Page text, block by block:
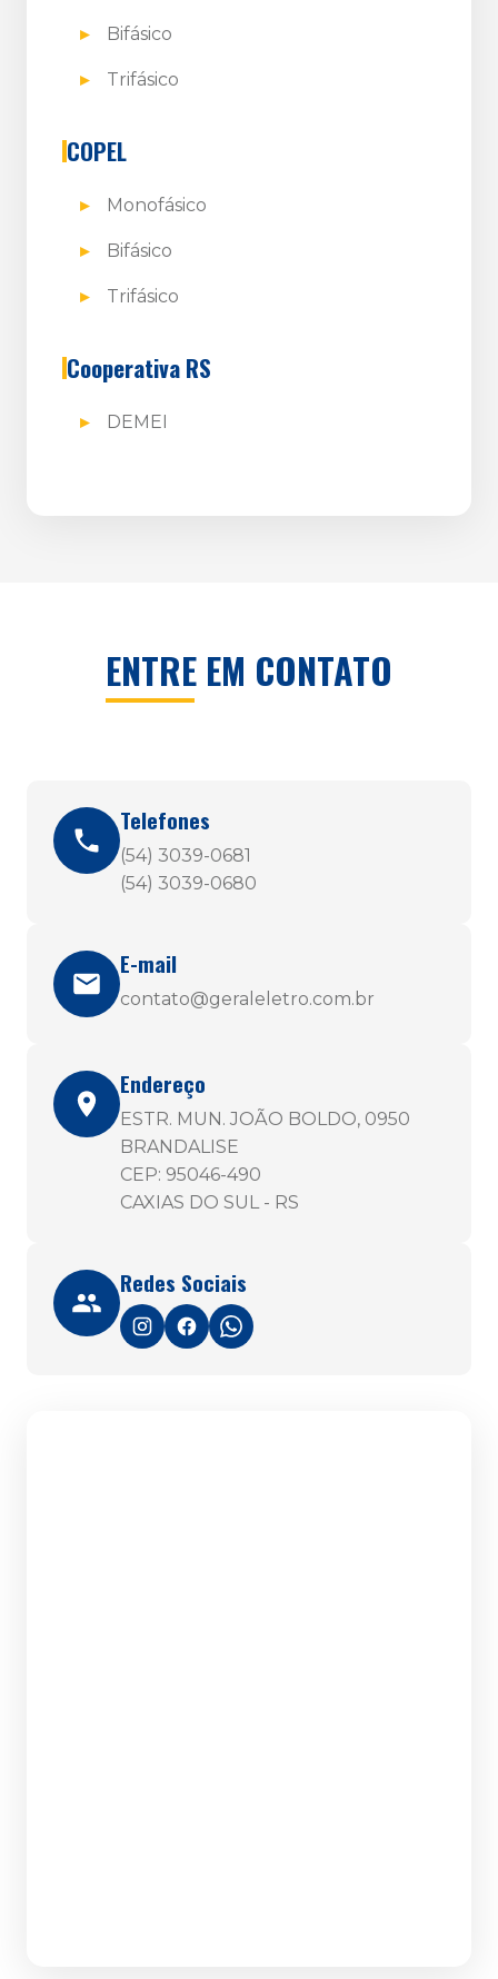
Bifásico
Trifásico
COPEL
Monofásico
Bifásico
Trifásico
Cooperativa RS
DEMEI
ENTRE EM CONTATO
Telefones
(54) 3039-0681
(54) 3039-0680
E-mail
contato@geraleletro.com.br
Endereço
ESTR. MUN. JOÃO BOLDO, 0950
BRANDALISE
CEP: 95046-490
CAXIAS DO SUL - RS
Redes Sociais